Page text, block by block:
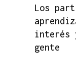
Los
interés
gente